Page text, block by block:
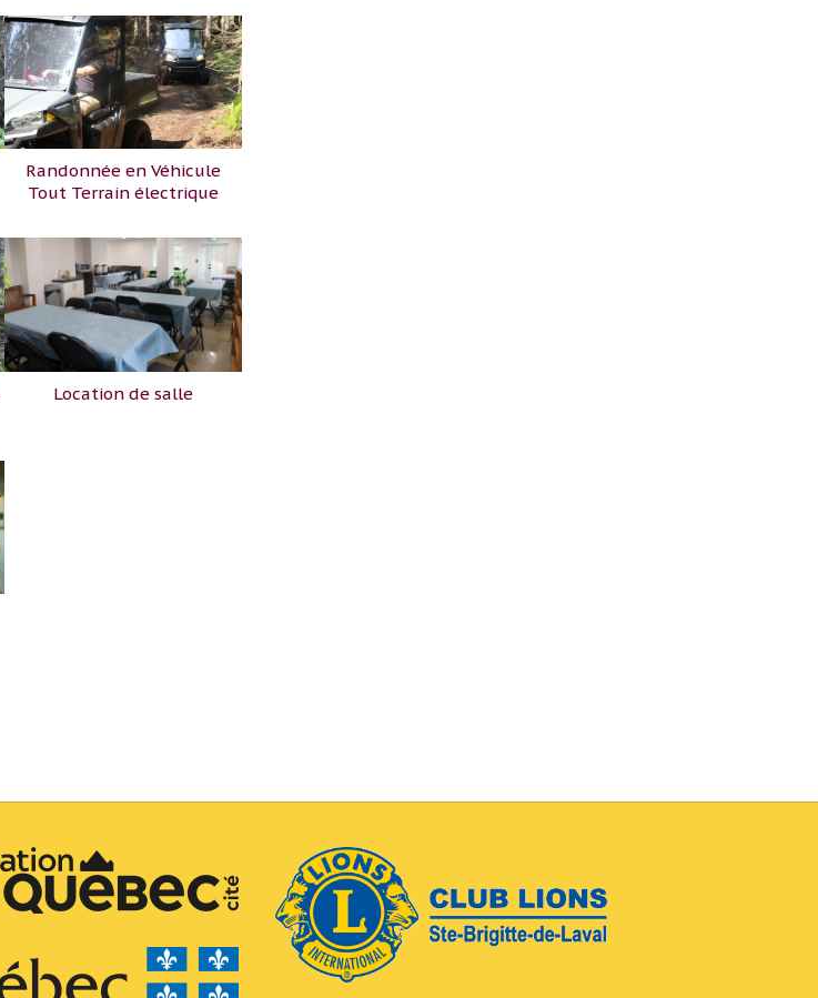
Randonnée en Véhicule
Tout Terrain électrique
Location de salle